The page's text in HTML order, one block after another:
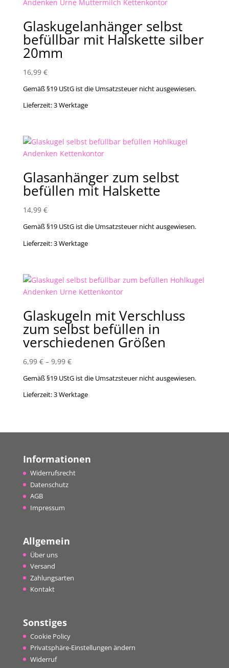
Glaskugelanhänger selbst
befüllbar mit Halskette silber
20mm
16,99 €
Gemäß §19 UStG ist die Umsatzsteuer nicht ausgewiesen.
Lieferzeit:3 Werktage
Glasanhänger zum selbst
befüllen mit Halskette
14,99 €
Gemäß §19 UStG ist die Umsatzsteuer nicht ausgewiesen.
Lieferzeit:3 Werktage
Glaskugeln mit Verschluss
zum selbst befüllen in
verschiedenen Größen
6,99 €– 9,99 €
Gemäß §19 UStG ist die Umsatzsteuer nicht ausgewiesen.
Lieferzeit:3 Werktage
Informationen
Widerrufsrecht
Datenschutz
AGB
Impressum
Allgemein
Über uns
Versand
Zahlungsarten
Kontakt
Sonstiges
Cookie Policy
Privatsphäre-Einstellungen ändern
Widerruf